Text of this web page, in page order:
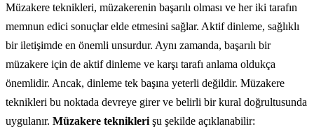
Müzakere teknikleri, müzakerenin başarılı olması ve her iki tarafın
memnun edici sonuçlar elde etmesini sağlar. Aktif dinleme, sağlıklı
bir iletişimde en önemli unsurdur. Aynı zamanda, başarılı bir
müzakere için de aktif dinleme ve karşı tarafı anlama oldukça
önemlidir. Ancak, dinleme tek başına yeterli değildir. Müzakere
teknikleri bu noktada devreye girer ve belirli bir kural doğrultusunda
uygulanır. Müzakere teknikleri şu şekilde açıklanabilir: